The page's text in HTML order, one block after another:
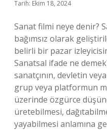
Tarih: Ekim 18, 2024
Sanat filmi neye denir?
bağımsız olarak
belirli bir pazar
Sanatsal ifade ne
sanatçının, devletin
grup veya platformun
üzerinde özgürce
üretebilmesi,
yayabilmesi anlamına